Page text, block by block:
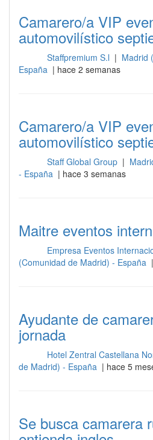
Camarero/a VIP
automovilístico
Staffpremium S.l | Madrid
España | hace 2 semanas
Camarero/a VIP
automovilístico
Staff Global Group |
- España | hace 3 semanas
Maitre eventos
Empresa Eventos
(Comunidad de Madrid) - España
Ayudante de
jornada
Hotel Zentral Castellana
de Madrid) - España | hace 5
Se busca camarera